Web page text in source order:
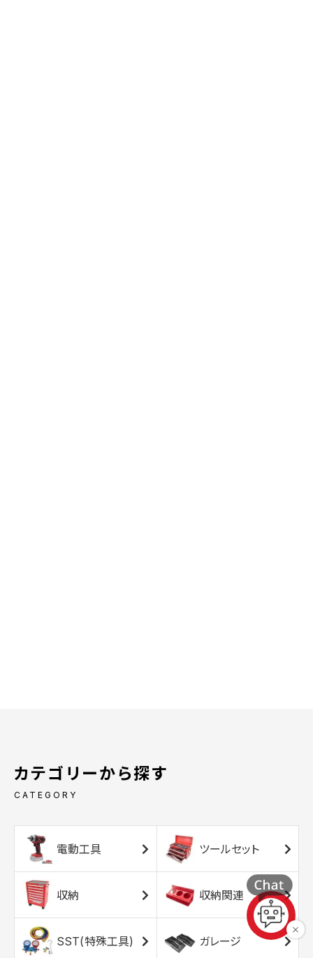
カテゴリーから探す
CATEGORY
電動工具 ツールセット
収納 収納関連
SST(特殊工具) ガレージ